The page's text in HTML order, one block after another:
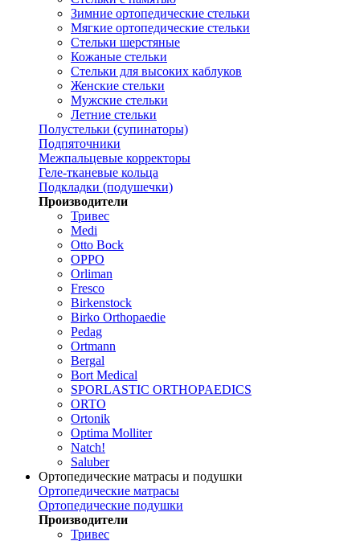
Зимние ортопедические стельки
Мягкие ортопедические стельки
Стельки шерстяные
Кожаные стельки
Стельки для высоких каблуков
Женские стельки
Мужские стельки
Летние стельки
Полустельки (супинаторы)
Подпяточники
Межпальцевые корректоры
Геле-тканевые кольца
Подкладки (подушечки)
Производители
Тривес
Medi
Otto Bock
OPPO
Orliman
Fresco
Birkenstock
Birko Orthopaedie
Pedag
Ortmann
Bergal
Bort Medical
SPORLASTIC ORTHOPAEDICS
ORTO
Ortonik
Optima Molliter
Natch!
Saluber
Ортопедические матрасы и подушки
Ортопедические матрасы
Ортопедические подушки
Производители
Тривес